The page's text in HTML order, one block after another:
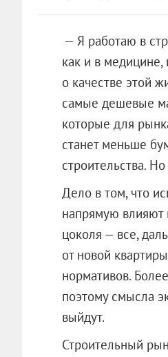
— Я работаю в
как и в
о качестве этой
самые дешевые
которые для
станет меньше
строительства.
Дело в том, что
напрямую влияют
цоколя — все,
от новой
нормативов.
поэтому смысла
выйдут.
Строительный